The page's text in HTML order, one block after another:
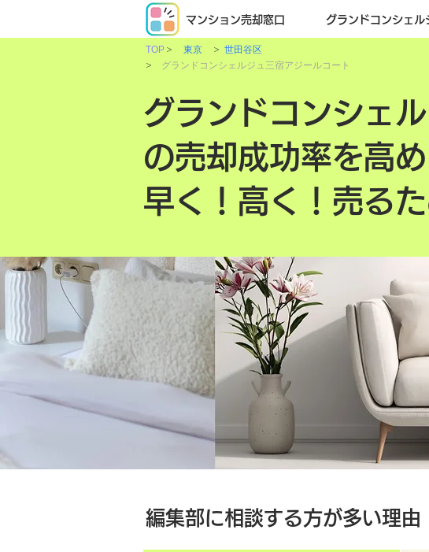
マンション売却窓口 グランドコンシェル
TOP > 東京 > 世田谷区
> グランドコンシェルジュ三宿アジールコート
グランドコンシェ
の売却成功率を高
早く！高く！売る
編集部に相談する方が多い理由